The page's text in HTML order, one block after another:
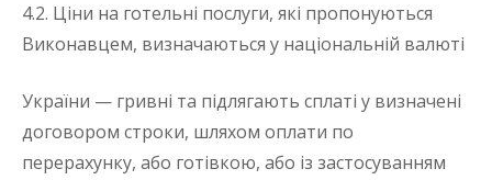
4.2. Ціни на готельні послуги, які пропонуються
Виконавцем, визначаються у національній валюті
України — гривні та підлягають сплаті у визначені
договором строки, шляхом оплати по
перерахунку, або готівкою, або із застосуванням